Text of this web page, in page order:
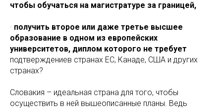
чтобы обучаться на магистратуре за границей,
· получить второе или даже третье высшее
образование в одном из европейских
университетов, диплом которого не требует
подтверждениев странах ЕС, Канаде, США и других
странах?
Словакия – идеальная страна для того, чтобы
осуществить в ней вышеописанные планы. Ведь